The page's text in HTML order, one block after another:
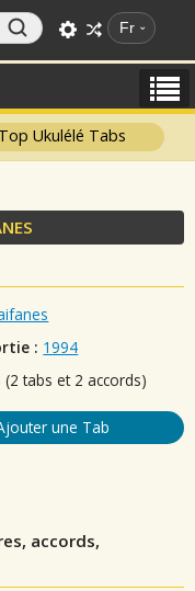
Fr
Top Ukulélé Tabs
: 1994
tabs et 2 accords)
une Tab
accords,